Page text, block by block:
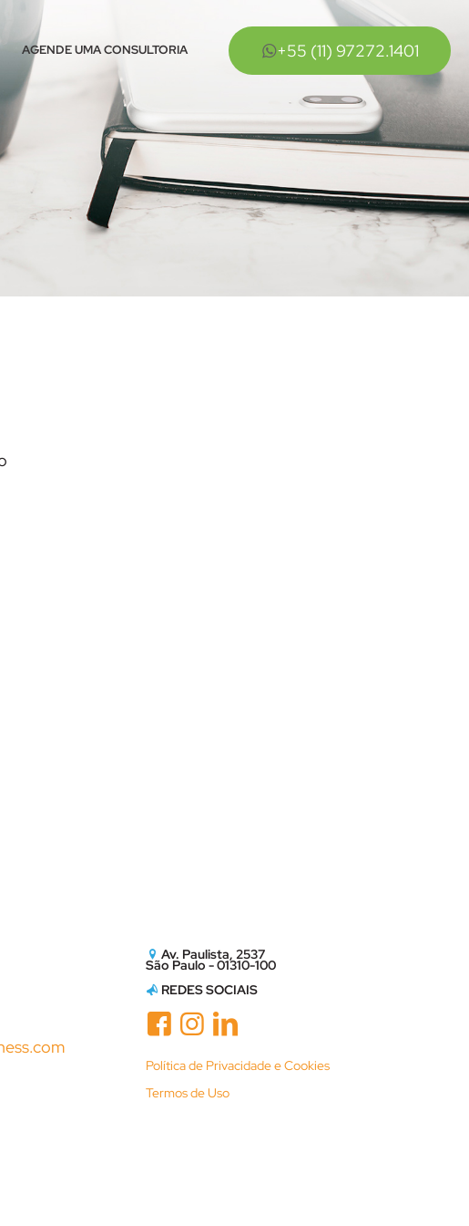
AGENDE UMA CONSULTORIA +55 (11) 97272.1401
Av. Paulista, 2537
São Paulo - 01310-100
REDES SOCIAIS
Política de Privacidade e Cookies
Termos de Uso